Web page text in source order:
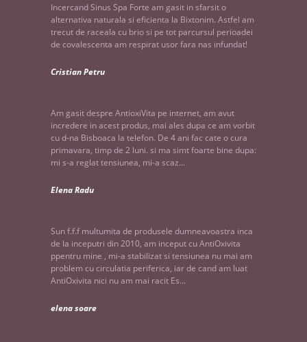
Incercand Sinus Spa Forte am gasit in sfarsit o
alternativa naturala si eficienta la Bixtonim. Astfel am
trecut de raceala cu brio si pe tot parcursul perioadei
de covalescenta am respirat usor fara nas infundat!
Cristian Petru
Am gasit despre AntioxiVita pe internet, am avut
incredere in acest produs, mai ales dupa ce am vorbit
cu d-na Bisboaca la telefon. De 4 ani fac cate o cura
primavara, timp de 2 luni. si ma simt foarte bine dupa:
mi s-a reglat tensiunea, mi-a scaz...
Elena Radu
Sun f.f.f multumita de produsele dumneavoastra inca
de la inceputri din 2010, am inceput cu AntiOxivita
ppentru mine , mi-a stabilizat si tensiunea nu mai am
problem cu circulatia periferica, iar de cand am luat
AntiOxivita nici nu am mai racit Es...
elena soare